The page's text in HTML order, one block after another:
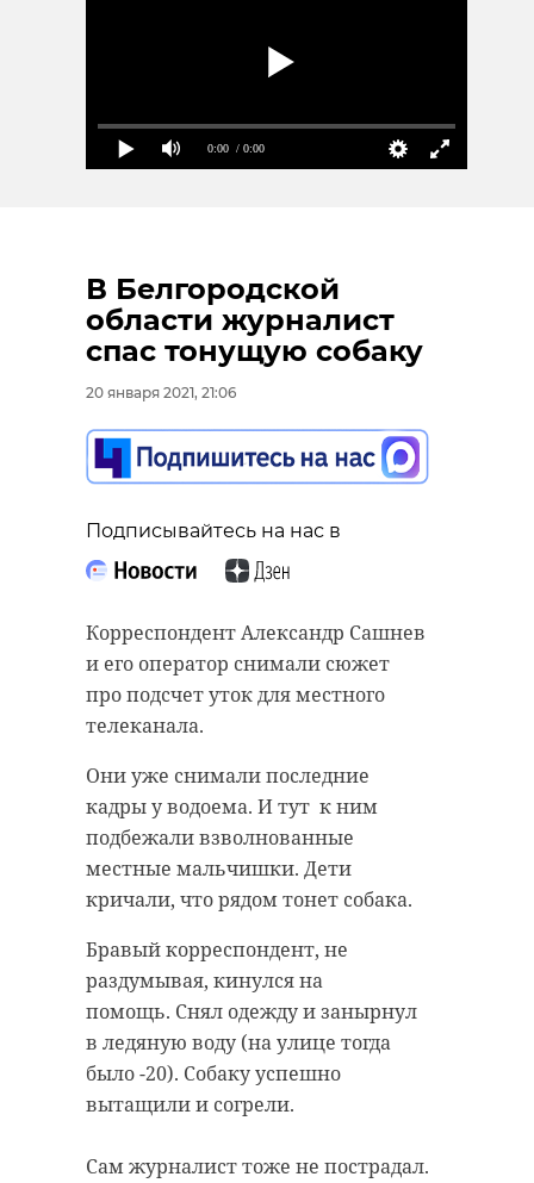
0:00 / 0:00
В Белгородской
области журналист
спас тонущую собаку
20 января 2021, 21:06
Подписывайтесь на нас в
Корреспондент Александр Сашнев
и его оператор снимали сюжет
про подсчет уток для местного
телеканала.
Они уже снимали последние
кадры у водоема. И тут к ним
подбежали взволнованные
местные мальчишки. Дети
кричали, что рядом тонет собака.
Бравый корреспондент, не
раздумывая, кинулся на
помощь. Снял одежду и занырнул
в ледяную воду (на улице тогда
было -20). Собаку успешно
вытащили и согрели.
Сам журналист тоже не пострадал.